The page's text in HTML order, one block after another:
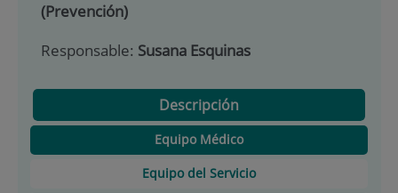
(Prevención)
Responsable: Susana Esquinas
Descripción
Equipo Médico
Equipo del Servicio